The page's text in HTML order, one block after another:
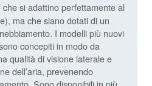
che si adattino perfettamente al
ma che siano dotati di un
I modelli più nuovi
concepiti in modo da
qualità di visione laterale e
dell’aria, prevenendo